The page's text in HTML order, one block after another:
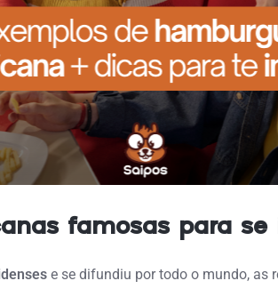
famosas para se
e se difundiu por todo o mundo, as